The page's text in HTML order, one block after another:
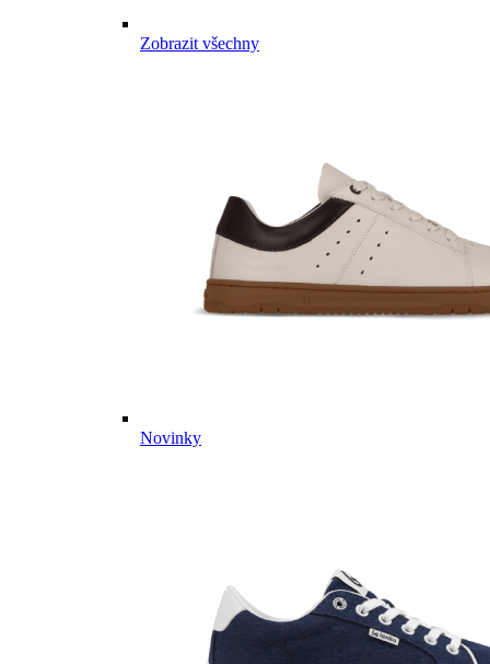
Zobrazit všechny
Novinky